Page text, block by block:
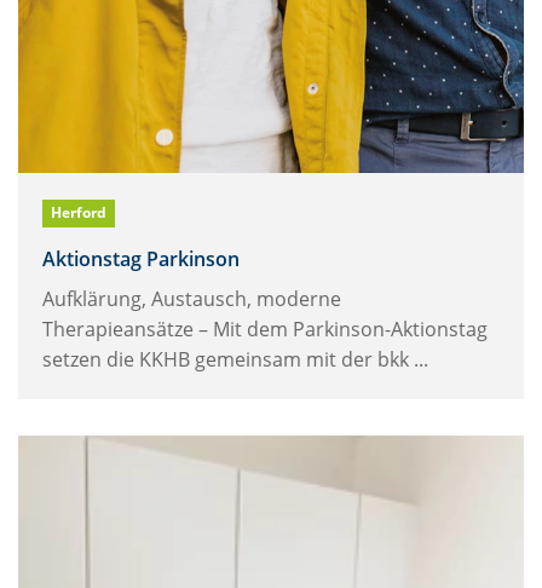
Herford
Aktionstag Parkinson
Aufklärung, Austausch, moderne
Therapieansätze – Mit dem Parkinson-Aktionstag
setzen die KKHB gemeinsam mit der bkk ...